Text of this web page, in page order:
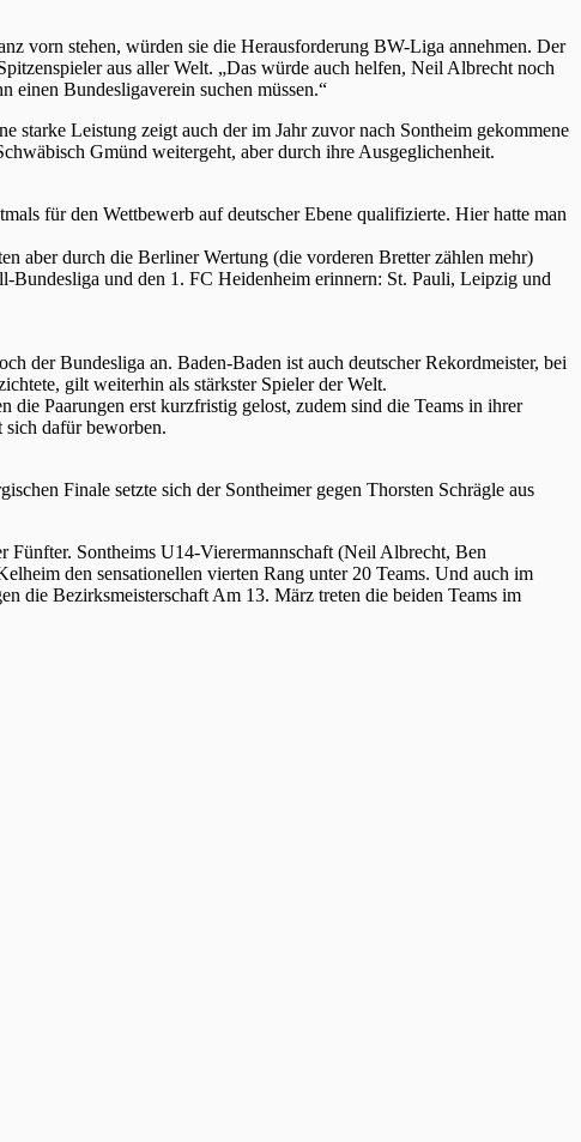
vorn stehen, würden sie die Herausforderung BW-Liga annehmen. Der
aus aller Welt. „Das würde auch helfen, Neil Albrecht noch
einen Bundesligaverein suchen müssen.“
starke Leistung zeigt auch der im Jahr zuvor nach Sontheim gekommene
Gmünd weitergeht, aber durch ihre Ausgeglichenheit.
für den Wettbewerb auf deutscher Ebene qualifizierte. Hier hatte man
aber durch die Berliner Wertung (die vorderen Bretter zählen mehr)
Bundesliga und den 1. FC Heidenheim erinnern: St. Pauli, Leipzig und
der Bundesliga an. Baden-Baden ist auch deutscher Rekordmeister, bei
gilt weiterhin als stärkster Spieler der Welt.
Paarungen erst kurzfristig gelost, zudem sind die Teams in ihrer
dafür beworben.
Finale setzte sich der Sontheimer gegen Thorsten Schrägle aus
Fünfter. Sontheims U14-Vierermannschaft (Neil Albrecht, Ben
den sensationellen vierten Rang unter 20 Teams. Und auch im
die Bezirksmeisterschaft Am 13. März treten die beiden Teams im